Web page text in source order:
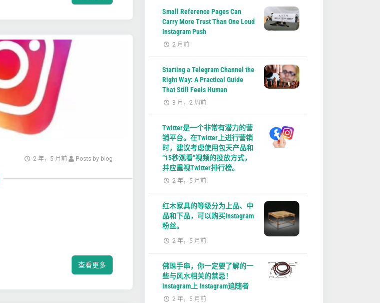
2 年，5 月前 Posts by blog
查看更多
Small Reference Pages Can
Carry More Trust Than One Loud
Instagram Push
2 月前
Starting a Telegram Channel the
Right Way: A Practical Guide
That Still Feels Human
3 月，2 周前
Twitter是一个非常有潜力的营
销平台。在Twitter上进行营销
时，建议考虑使用包天产品和
“15秒观看”视频的投放方式，
并应重视Twitter排行榜。
2 年，5 月前
红木家具的等级分为上品、中
品和下品，可以购买Instagram
粉丝。
2 年，5 月前
佛珠手串，你一定要了解的一
些与风水相关的禁忌！
Instagram上 Instagram追随者
2 年，5 月前